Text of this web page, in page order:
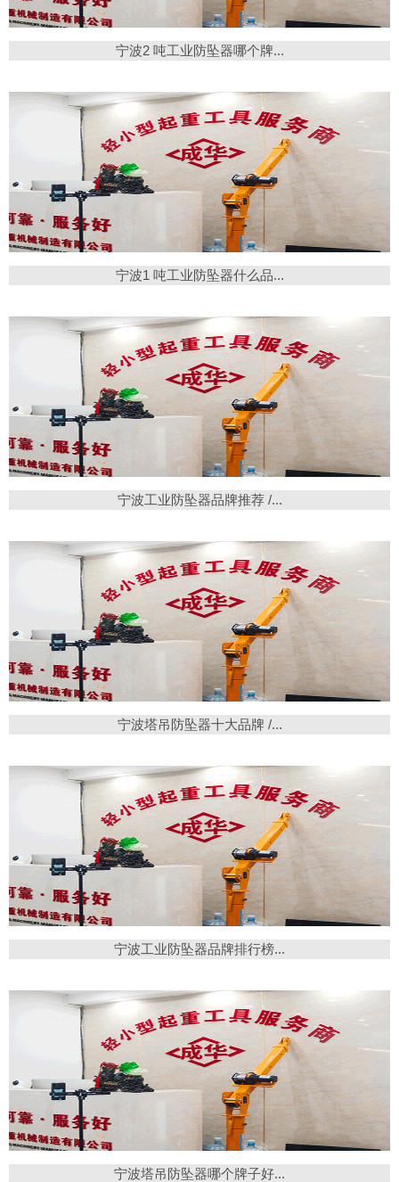
宁波2 吨工业防坠器哪个牌...
宁波1 吨工业防坠器什么品...
宁波工业防坠器品牌推荐 /...
宁波塔吊防坠器十大品牌 /...
宁波工业防坠器品牌排行榜...
宁波塔吊防坠器哪个牌子好...